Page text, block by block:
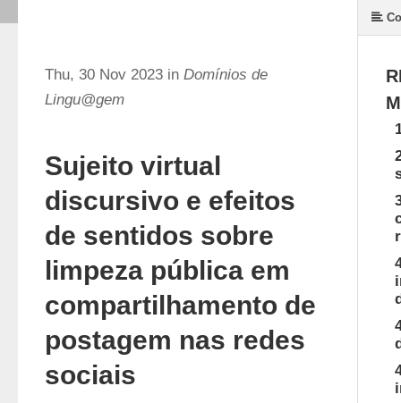
Thu, 30 Nov 2023 in Domínios de
Lingu@gem
Sujeito virtual
discursivo e efeitos
de sentidos sobre
limpeza pública em
compartilhamento de
postagem nas redes
sociais